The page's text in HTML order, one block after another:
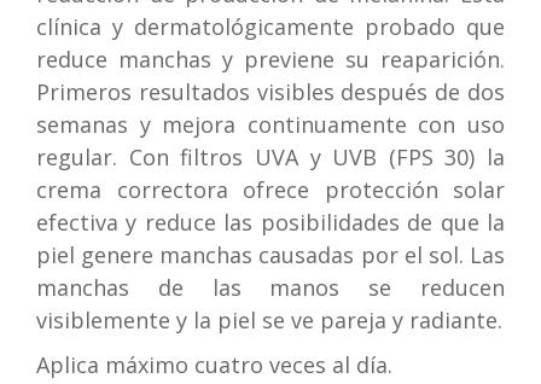
clínica y dermatológicamente probado que
reduce manchas y previene su reaparición.
Primeros resultados visibles después de dos
semanas y mejora continuamente con uso
regular. Con filtros UVA y UVB (FPS 30) la
crema correctora ofrece protección solar
efectiva y reduce las posibilidades de que la
piel genere manchas causadas por el sol. Las
manchas de las manos se reducen
visiblemente y la piel se ve pareja y radiante.
Aplica máximo cuatro veces al día.